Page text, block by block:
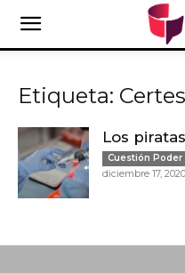
Etiqueta:
Los
Cuestión Poder
diciembre 17, 2020